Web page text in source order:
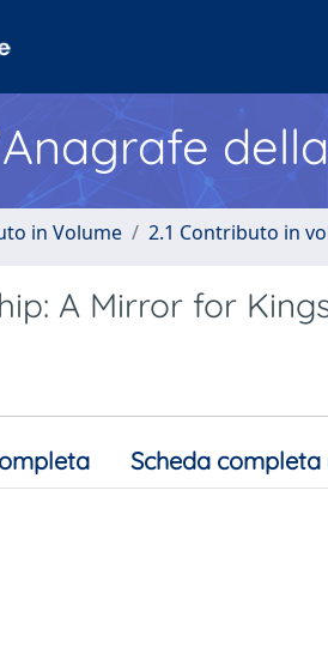
in Volume 2.1 Contributo in
A Mirror for
Scheda completa